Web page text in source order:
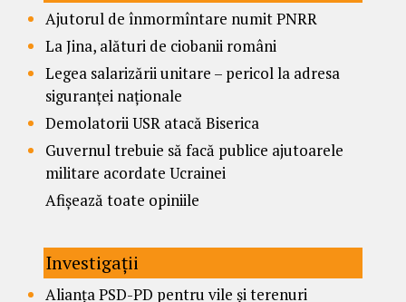
Ajutorul de înmormîntare numit PNRR
La Jina, alături de ciobanii români
Legea salarizării unitare – pericol la adresa
siguranței naționale
Demolatorii USR atacă Biserica
Guvernul trebuie să facă publice ajutoarele
militare acordate Ucrainei
Afișează toate opiniile
Investigații
Alianța PSD-PD pentru vile și terenuri